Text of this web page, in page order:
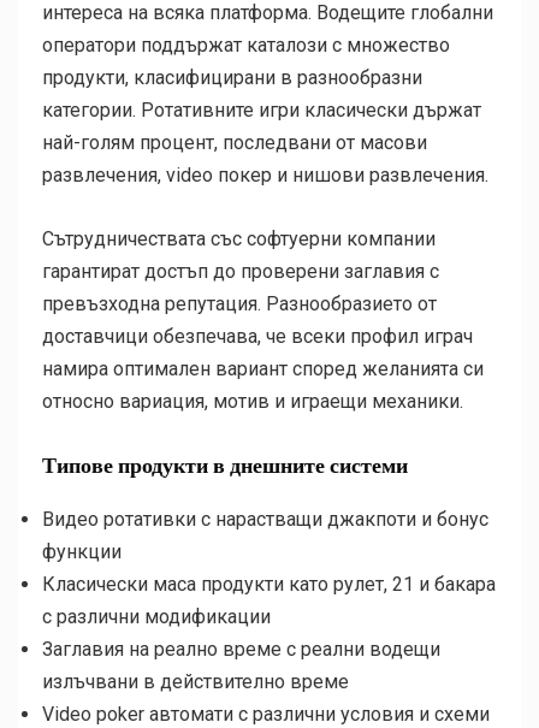
интереса на всяка платформа. Водещите глобални
оператори поддържат каталози с множество
продукти, класифицирани в разнообразни
категории. Ротативните игри класически държат
най-голям процент, последвани от масови
развлечения, video покер и нишови развлечения.
Сътрудничествата със софтуерни компании
гарантират достъп до проверени заглавия с
превъзходна репутация. Разнообразието от
доставчици обезпечава, че всеки профил играч
намира оптимален вариант според желанията си
относно вариация, мотив и играещи механики.
Типове продукти в днешните системи
Видео ротативки с нарастващи джакпоти и бонус
функции
Класически маса продукти като рулет, 21 и бакара
с различни модификации
Заглавия на реално време с реални водещи
излъчвани в действително време
Video poker автомати с различни условия и схеми